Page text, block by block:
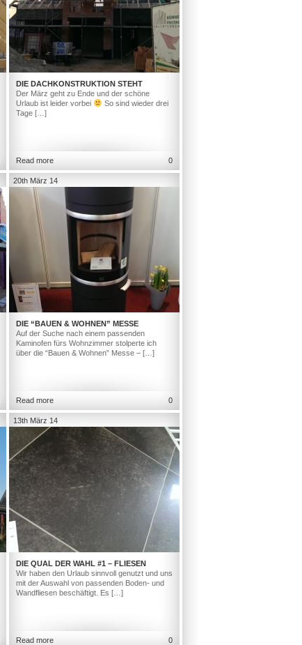
DIE DACHKONSTRUKTION STEHT
Der März geht zu Ende und der schöne
Urlaub ist leider vorbei
So sind wieder drei
Tage […]
Read more 0
20th März 14
DIE “BAUEN & WOHNEN” MESSE
Auf der Suche nach einem passenden
Kaminofen fürs Wohnzimmer stolperte ich
über die “Bauen & Wohnen” Messe – […]
Read more 0
13th März 14
DIE QUAL DER WAHL #1 – FLIESEN
Wir haben den Urlaub sinnvoll genutzt und uns
mit der Auswahl von passenden Boden- und
Wandfliesen beschäftigt. Es […]
Read more 0